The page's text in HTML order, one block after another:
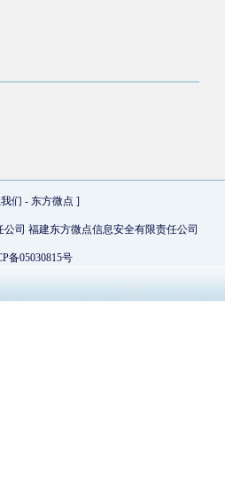
们 - 东方微点 ]
司 福建东方微点信息安全有限责任公司
备05030815号